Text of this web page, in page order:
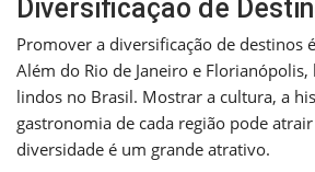
Diversificação de
Promover a diversificação de destinos
Além do Rio de Janeiro e
lindos no Brasil. Mostrar a cultura, a
gastronomia de cada região pode
diversidade é um grande atrativo.